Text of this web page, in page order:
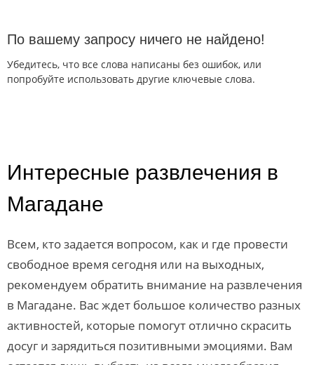
По вашему запросу ничего не найдено!
Убедитесь, что все слова написаны без ошибок, или
попробуйте использовать другие ключевые слова.
Интересные развлечения в
Магадане
Всем, кто задается вопросом, как и где провести
свободное время сегодня или на выходных,
рекомендуем обратить внимание на развлечения
в Магадане. Вас ждет большое количество разных
активностей, которые помогут отлично скрасить
досуг и зарядиться позитивными эмоциями. Вам